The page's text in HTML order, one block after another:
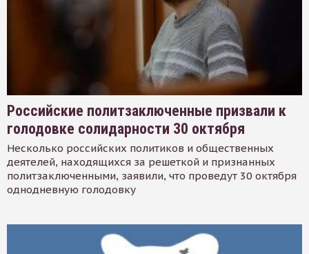
Российские политзаключенные призвали к
голодовке солидарности 30 октября
Несколько российских политиков и общественных
деятелей, находящихся за решеткой и признанных
политзаключенными, заявили, что проведут 30 октября
однодневную голодовку